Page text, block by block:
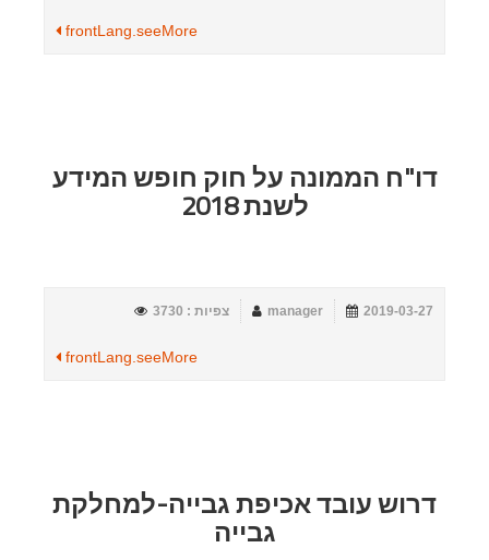
frontLang.seeMore
דו"ח הממונה על חוק חופש המידע
לשנת 2018
2019-03-27
manager צפיות : 3730
frontLang.seeMore
דרוש עובד אכיפת גבייה-למחלקת
גבייה